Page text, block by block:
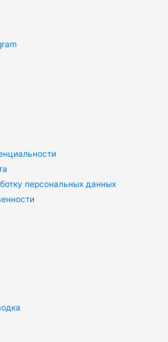
персональных данных